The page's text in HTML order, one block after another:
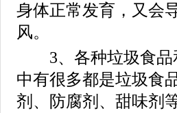
身体正常发育，又会
风。
3、各种垃圾食品
中有很多都是垃圾食
剂、防腐剂、甜味剂